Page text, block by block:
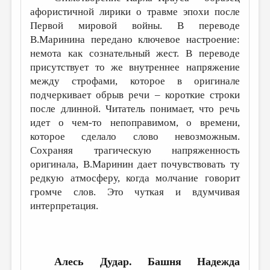
афористичной лирики о травме эпохи после
Первой мировой войны. В переводе
В.Маринина передано ключевое настроение:
немота как сознательный жест. В переводе
присутствует то же внутреннее напряжение
между строфами, которое в оригинале
подчеркивает обрыв речи – короткие строки
после длинной. Читатель понимает, что речь
идет о чем-то непоправимом, о времени,
которое сделало слово невозможным.
Сохраняя трагическую напряженность
оригинала, В.Маринин дает почувствовать ту
редкую атмосферу, когда молчание говорит
громче слов. Это чуткая и вдумчивая
интерпретация.
Алесь Дудар. Башня Надежда